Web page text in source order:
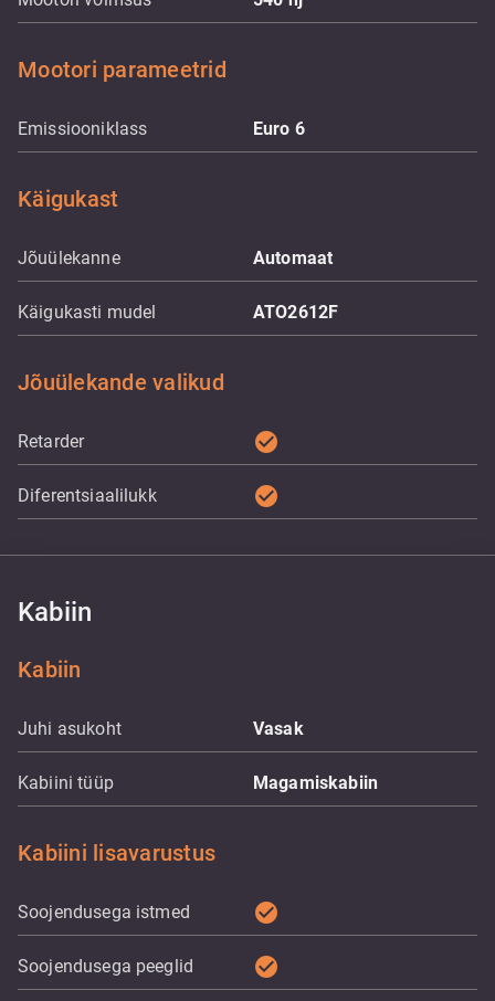
Mootori parameetrid
Emissiooniklass Euro 6
Käigukast
Jõuülekanne Automaat
Käigukasti mudel ATO2612F
Jõuülekande valikud
Retarder check_circle
Diferentsiaalilukk check_circle
Kabiin
Kabiin
Juhi asukoht Vasak
Kabiini tüüp Magamiskabiin
Kabiini lisavarustus
Soojendusega istmed check_circle
Soojendusega peeglid check_circle